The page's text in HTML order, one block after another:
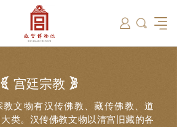
宫廷宗教
教文物有汉传佛教、藏传佛教、道
类。汉传佛教文物以清宫旧藏的各